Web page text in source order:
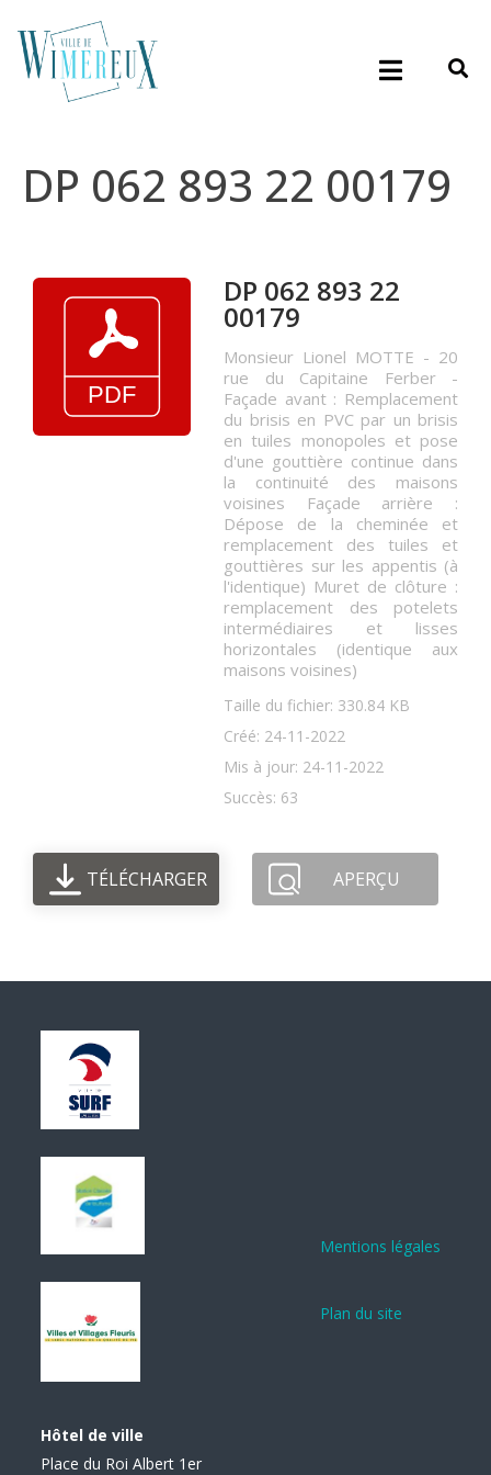
DP 062 893 22 00179
DP 062 893 22
00179
Monsieur Lionel MOTTE - 20
rue du Capitaine Ferber -
Façade avant : Remplacement
du brisis en PVC par un brisis
en tuiles monopoles et pose
d'une gouttière continue dans
la continuité des maisons
voisines Façade arrière :
Dépose de la cheminée et
remplacement des tuiles et
gouttières sur les appentis (à
l'identique) Muret de clôture :
remplacement des potelets
intermédiaires et lisses
horizontales (identique aux
maisons voisines)
Taille du fichier: 330.84 KB
Créé: 24-11-2022
Mis à jour: 24-11-2022
Succès: 63
TÉLÉCHARGER APERÇU
Hôtel de ville
Place du Roi Albert 1er
Mentions légales
Plan du site